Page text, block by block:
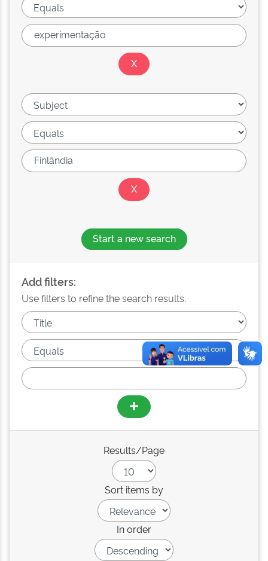
Start a new search
Add filters:
Use filters to refine the search results.
Results/Page
Sort items by
In order